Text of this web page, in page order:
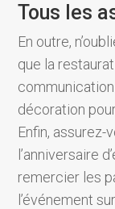
Tous les
En outre,
que la
décoration
Enfin, assurez-
l’anniversaire
remercier les
l’événement